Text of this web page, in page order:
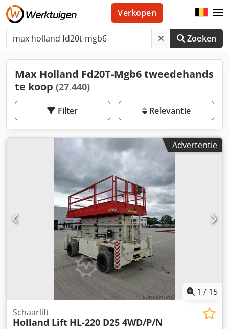
Zoeken
Verkopen
Max Holland Fd20T-Mgb6 tweedehands
te koop (27.440)
Filter Relevantie
Advertentie
1 / 15
Schaarlift
Holland Lift HL-220 D25 4WD/P/N